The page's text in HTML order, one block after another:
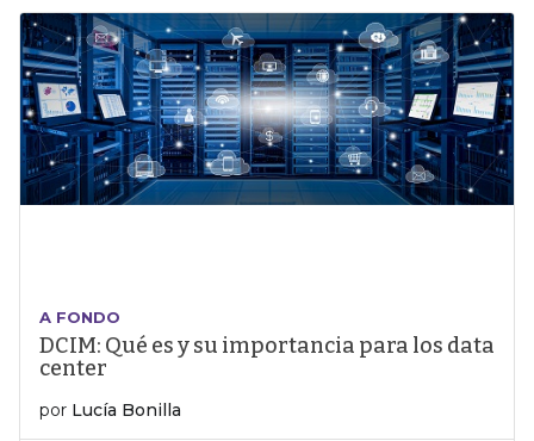
A FONDO
DCIM: Qué es y su importancia para los data
center
por Lucía Bonilla